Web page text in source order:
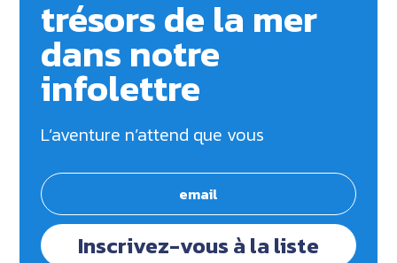
trésors de la mer
dans notre
infolettre
L’aventure n’attend que vous
Inscrivez-vous à la liste